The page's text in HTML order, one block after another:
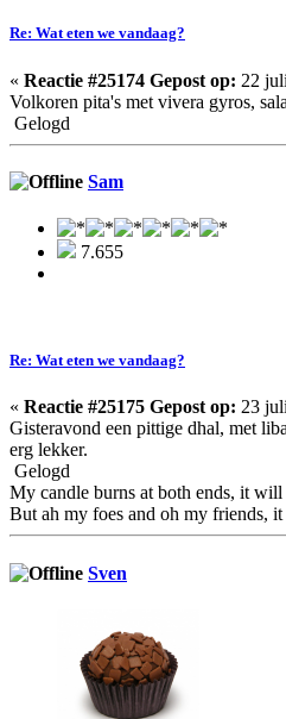
Re: Wat eten we vandaag?
« Reactie #25174 Gepost op: 22
Volkoren pita's met vivera gyros,
Gelogd
Sam
7.655
Re: Wat eten we vandaag?
« Reactie #25175 Gepost op: 23
Gisteravond een pittige dhal, met
erg lekker.
Gelogd
My candle burns at both ends, it
But ah my foes and oh my friends,
Sven